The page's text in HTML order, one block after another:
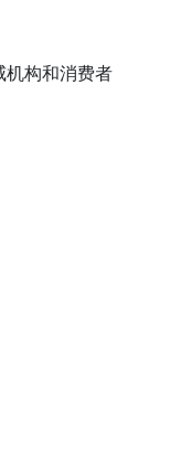
构和消费者